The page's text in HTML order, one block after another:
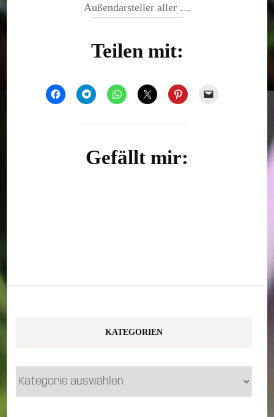
Außendarsteller aller …
Teilen mit:
Gefällt mir:
KATEGORIEN
Kategorien